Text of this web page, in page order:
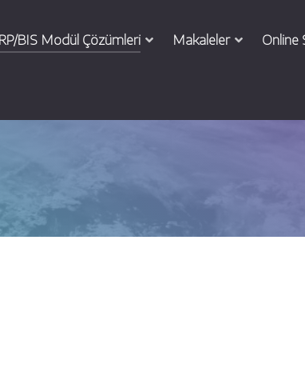
BIS Modül Çözümleri Makaleler Online